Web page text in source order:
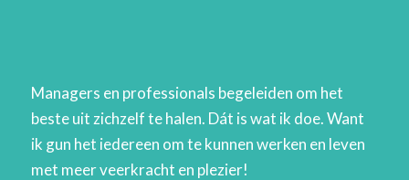
Managers en professionals begeleiden om het
beste uit zichzelf te halen. Dát is wat ik doe. Want
ik gun het iedereen om te kunnen werken en leven
met meer veerkracht en plezier!